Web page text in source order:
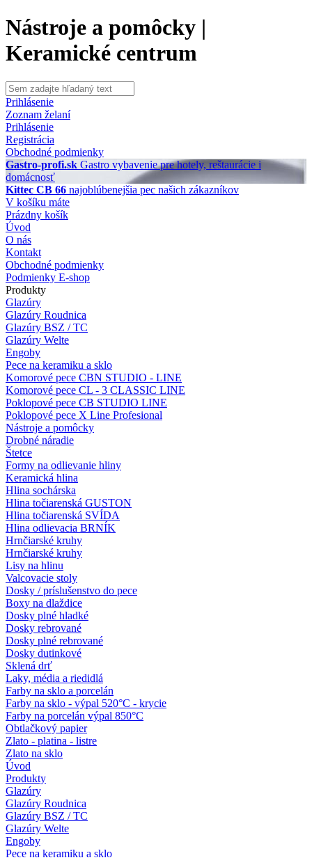
Nástroje a pomôcky |
Keramické centrum
Prihlásenie
Zoznam želaní
Prihlásenie
Registrácia
Obchodné podmienky
Gastro-profi.sk Gastro vybavenie pre hotely, reštaurácie i
domácnosť
Kittec CB 66 najoblúbenejšia pec našich zákazníkov
V košíku máte
Prázdny košík
Úvod
O nás
Kontakt
Obchodné podmienky
Podmienky E-shop
Produkty
Glazúry
Glazúry Roudnica
Glazúry BSZ / TC
Glazúry Welte
Engoby
Pece na keramiku a sklo
Komorové pece CBN STUDIO - LINE
Komorové pece CL - 3 CLASSIC LINE
Poklopové pece CB STUDIO LINE
Poklopové pece X Line Profesional
Nástroje a pomôcky
Drobné náradie
Štetce
Formy na odlievanie hliny
Keramická hlina
Hlina sochárska
Hlina točiarenská GUSTON
Hlina točiarenská SVÍDA
Hlina odlievacia BRNÍK
Hrnčiarské kruhy
Hrnčiarské kruhy
Lisy na hlinu
Valcovacie stoly
Dosky / príslušenstvo do pece
Boxy na dlaždice
Dosky plné hladké
Dosky rebrované
Dosky plné rebrované
Dosky dutinkové
Sklená drť
Laky, média a riedidlá
Farby na sklo a porcelán
Farby na sklo - výpal 520°C - krycie
Farby na porcelán výpal 850°C
Obtlačkový papier
Zlato - platina - listre
Zlato na sklo
Úvod
Produkty
Glazúry
Glazúry Roudnica
Glazúry BSZ / TC
Glazúry Welte
Engoby
Pece na keramiku a sklo